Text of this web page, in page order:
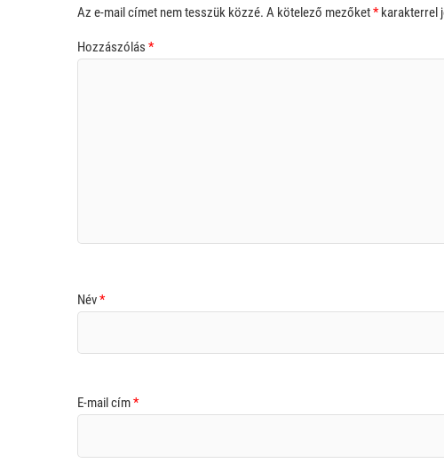
Az e-mail címet nem tesszük közzé. A kötelező mezőket*karakterrel
Hozzászólás *
Név*
E-mail cím*